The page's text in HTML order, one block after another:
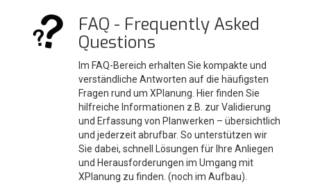
FAQ - Frequently Asked
Questions
Im FAQ-Bereich erhalten Sie kompakte und
verständliche Antworten auf die häufigsten
Fragen rund um XPlanung. Hier finden Sie
hilfreiche Informationen z.B. zur Validierung
und Erfassung von Planwerken – übersichtlich
und jederzeit abrufbar. So unterstützen wir
Sie dabei, schnell Lösungen für Ihre Anliegen
und Herausforderungen im Umgang mit
XPlanung zu finden. (noch im Aufbau).